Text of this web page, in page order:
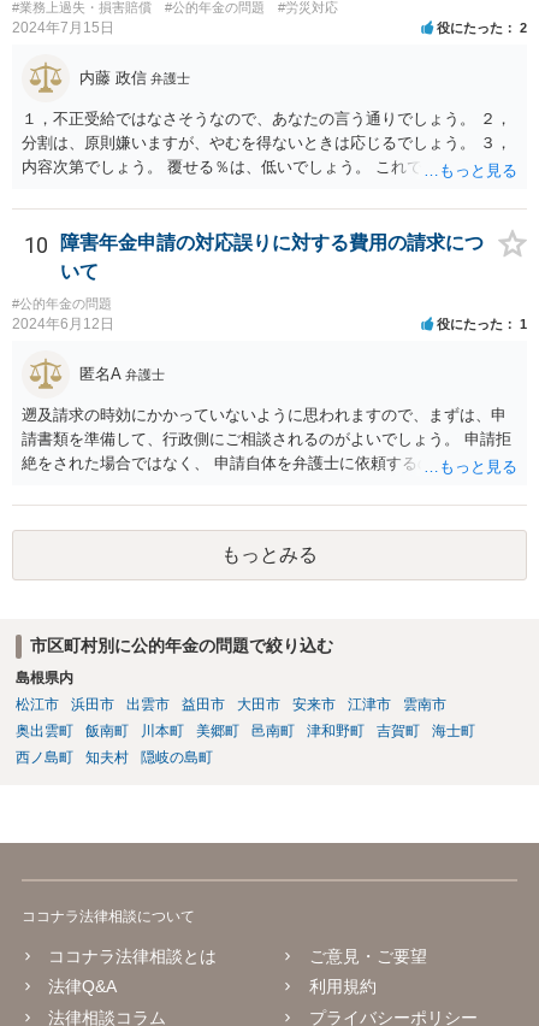
#業務上過失・損害賠償
#公的年金の問題 #労災対応
2024年7月15日 役にたった 2
内藤 政信 弁護士
１，不正受給ではなさそうなので、あなたの言う通りでしょう。 ２，
分割は、原則嫌いますが、やむを得ないときは応じるでしょう。 ３，
内容次第でしょう。 覆せる％は、低いでしょう。 これで終わります。
10
障害年金申請の対応誤りに対する費用の請求につ
いて
#公的年金の問題
2024年6月12日 役にたった 1
匿名A 弁護士
遡及請求の時効にかかっていないように思われますので、まずは、申
請書類を準備して、行政側にご相談されるのがよいでしょう。 申請拒
絶をされた場合ではなく、 申請自体を弁護士に依頼するのは費用対効
もっとみる
市区町村別に公的年金の問題で絞り込む
島根県内
松江市
浜田市 出雲市 益田市 大田市 安来市 江津市
雲南市
奥出雲町
飯南町 川本町 美郷町 邑南町 津和野町 吉賀町
海士町
西ノ島町
知夫村 隠岐の島町
ココナラ法律相談について
ココナラ法律相談とは
法律Q&A
法律相談コラム
ご意見・ご要望
利用規約
プライバシーポリシー